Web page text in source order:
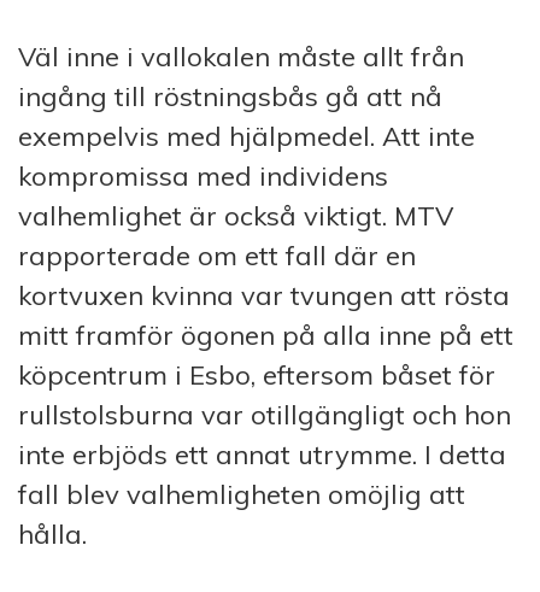
Väl inne i vallokalen måste allt från
ingång till röstningsbås gå att nå
exempelvis med hjälpmedel. Att inte
kompromissa med individens
valhemlighet är också viktigt. MTV
rapporterade om ett fall där en
kortvuxen kvinna var tvungen att rösta
mitt framför ögonen på alla inne på ett
köpcentrum i Esbo, eftersom båset för
rullstolsburna var otillgängligt och hon
inte erbjöds ett annat utrymme. I detta
fall blev valhemligheten omöjlig att
hålla.